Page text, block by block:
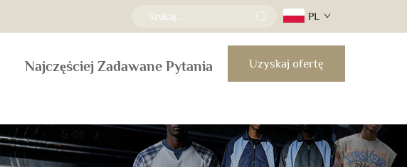
PL
Najczęściej Zadawane Pytania Uzyskaj ofertę